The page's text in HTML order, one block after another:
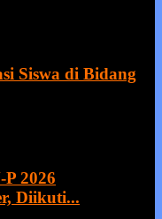
Siswa di Bidang
2026
Diikuti...